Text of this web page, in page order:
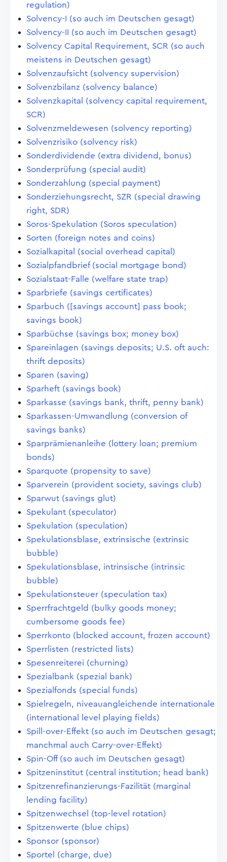
regulation)
Solvency-I (so auch im Deutschen gesagt)
Solvency-II (so auch im Deutschen gesagt)
Solvency Capital Requirement, SCR (so auch
meistens in Deutschen gesagt)
Solvenzaufsicht (solvency supervision)
Solvenzbilanz (solvency balance)
Solvenzkapital (solvency capital requirement,
SCR)
Solvenzmeldewesen (solvency reporting)
Solvenzrisiko (solvency risk)
Sonderdividende (extra dividend, bonus)
Sonderprüfung (special audit)
Sonderzahlung (special payment)
Sonderziehungsrecht, SZR (special drawing
right, SDR)
Soros-Spekulation (Soros speculation)
Sorten (foreign notes and coins)
Sozialkapital (social overhead capital)
Sozialpfandbrief (social mortgage bond)
Sozialstaat-Falle (welfare state trap)
Sparbriefe (savings certificates)
Sparbuch ([savings account] pass book;
savings book)
Sparbüchse (savings box; money box)
Spareinlagen (savings deposits; U.S. oft auch:
thrift deposits)
Sparen (saving)
Sparheft (savings book)
Sparkasse (savings bank, thrift, penny bank)
Sparkassen-Umwandlung (conversion of
savings banks)
Sparprämienanleihe (lottery loan; premium
bonds)
Sparquote (propensity to save)
Sparverein (provident society, savings club)
Sparwut (savings glut)
Spekulant (speculator)
Spekulation (speculation)
Spekulationsblase, extrinsische (extrinsic
bubble)
Spekulationsblase, intrinsische (intrinsic
bubble)
Spekulationsteuer (speculation tax)
Sperrfrachtgeld (bulky goods money;
cumbersome goods fee)
Sperrkonto (blocked account, frozen account)
Sperrlisten (restricted lists)
Spesenreiterei (churning)
Spezialbank (spezial bank)
Spezialfonds (special funds)
Spielregeln, niveauangleichende internationale
(international level playing fields)
Spill-over-Effekt (so auch im Deutschen gesagt;
manchmal auch Carry-over-Effekt)
Spin-Off (so auch im Deutschen gesagt)
Spitzeninstitut (central institution; head bank)
Spitzenrefinanzierungs-Fazilität (marginal
lending facility)
Spitzenwechsel (top-level rotation)
Spitzenwerte (blue chips)
Sponsor (sponsor)
Sportel (charge, due)